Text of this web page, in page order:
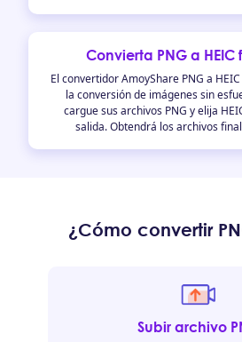
Convierta PNG a
El convertidor AmoyShare PNG a
la conversión de imágenes sin
cargue sus archivos PNG y elija
salida. Obtendrá los archivos
¿Cómo convertir
Subir archivo